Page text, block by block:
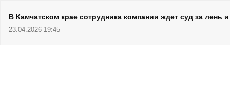
В Камчатском крае сотрудника компании ждет суд за лень
23.04.2026 19:45